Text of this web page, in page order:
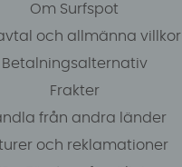
Om Surfspot
och allmänna villkor
Betalningsalternativ
Frakter
från andra länder
och reklamationer